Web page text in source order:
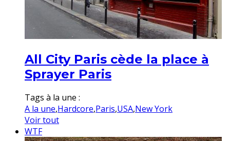
All City Paris cède la place à
Sprayer Paris
Tags à la une :
A la une,Hardcore,Paris,USA,New York
Voir tout
WTF